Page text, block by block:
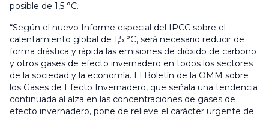
posible de 1,5 °C.
“Según el nuevo Informe especial del IPCC sobre el
calentamiento global de 1,5 °C, será necesario reducir de
forma drástica y rápida las emisiones de dióxido de carbono
y otros gases de efecto invernadero en todos los sectores
de la sociedad y la economía. El Boletín de la OMM sobre
los Gases de Efecto Invernadero, que señala una tendencia
continuada al alza en las concentraciones de gases de
efecto invernadero, pone de relieve el carácter urgente de